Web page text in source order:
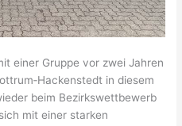
einer Gruppe vor zwei Jahren
in diesem
beim Bezirkswettbewerb
mit einer starken